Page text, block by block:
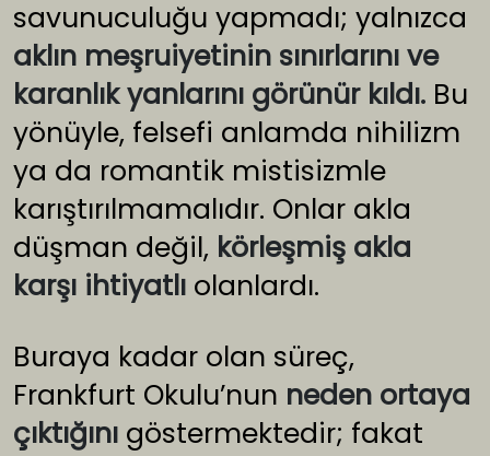
savunuculuğu yapmadı; yalnızca
aklın meşruiyetinin sınırlarını ve
karanlık yanlarını görünür kıldı. Bu
yönüyle, felsefi anlamda nihilizm
ya da romantik mistisizmle
karıştırılmamalıdır. Onlar akla
düşman değil, körleşmiş akla
karşı ihtiyatlı olanlardı.
Buraya kadar olan süreç,
Frankfurt Okulu’nun neden ortaya
çıktığını göstermektedir; fakat